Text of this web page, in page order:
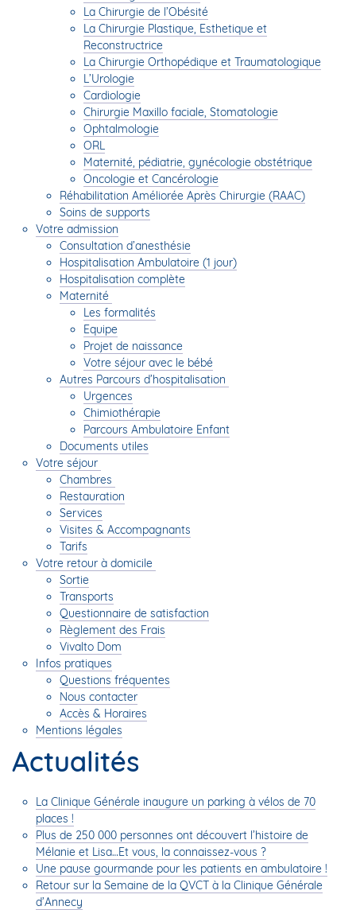
La Chirurgie de l’Obésité
La Chirurgie Plastique, Esthetique et
Reconstructrice
La Chirurgie Orthopédique et Traumatologique
L’Urologie
Cardiologie
Chirurgie Maxillo faciale, Stomatologie
Ophtalmologie
ORL
Maternité, pédiatrie, gynécologie obstétrique
Oncologie et Cancérologie
Réhabilitation Améliorée Après Chirurgie (RAAC)
Soins de supports
Votre admission
Consultation d’anesthésie
Hospitalisation Ambulatoire (1 jour)
Hospitalisation complète
Maternité
Les formalités
Equipe
Projet de naissance
Votre séjour avec le bébé
Autres Parcours d’hospitalisation
Urgences
Chimiothérapie
Parcours Ambulatoire Enfant
Documents utiles
Votre séjour
Chambres
Restauration
Services
Visites & Accompagnants
Tarifs
Votre retour à domicile
Sortie
Transports
Questionnaire de satisfaction
Règlement des Frais
Vivalto Dom
Infos pratiques
Questions fréquentes
Nous contacter
Accès & Horaires
Mentions légales
Actualités
La Clinique Générale inaugure un parking à vélos de 70
places !
Plus de 250 000 personnes ont découvert l’histoire de
Mélanie et Lisa…Et vous, la connaissez-vous ?
Une pause gourmande pour les patients en ambulatoire !
Retour sur la Semaine de la QVCT à la Clinique Générale
d’Annecy